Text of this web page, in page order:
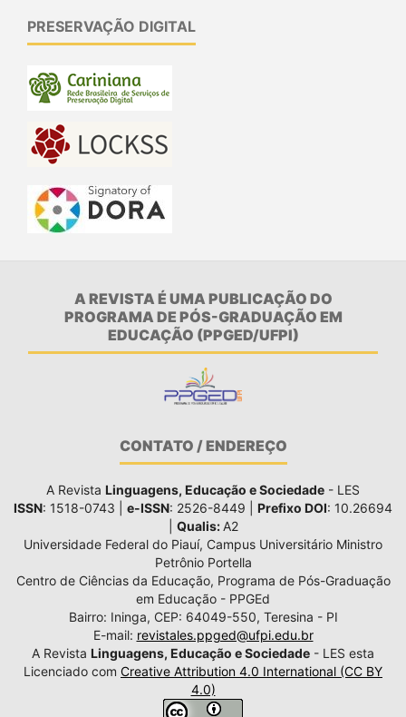
PRESERVAÇÃO DIGITAL
A REVISTA É UMA PUBLICAÇÃO DO
PROGRAMA DE PÓS-GRADUAÇÃO EM
EDUCAÇÃO (PPGED/UFPI)
CONTATO / ENDEREÇO
A Revista Linguagens, Educação e Sociedade - LES
ISSN: 1518-0743 | e-ISSN: 2526-8449 | Prefixo DOI: 10.26694
Qualis: A2
Universidade Federal do Piauí, Campus Universitário Ministro
Petrônio Portella
Centro de Ciências da Educação, Programa de Pós-Graduação
em Educação - PPGEd
Bairro: Ininga, CEP: 64049-550, Teresina - PI
E-mail: revistales.ppged@ufpi.edu.br
A Revista Linguagens, Educação e Sociedade - LES esta
Licenciado com Creative Attribution 4.0 International (CC BY
4.0)